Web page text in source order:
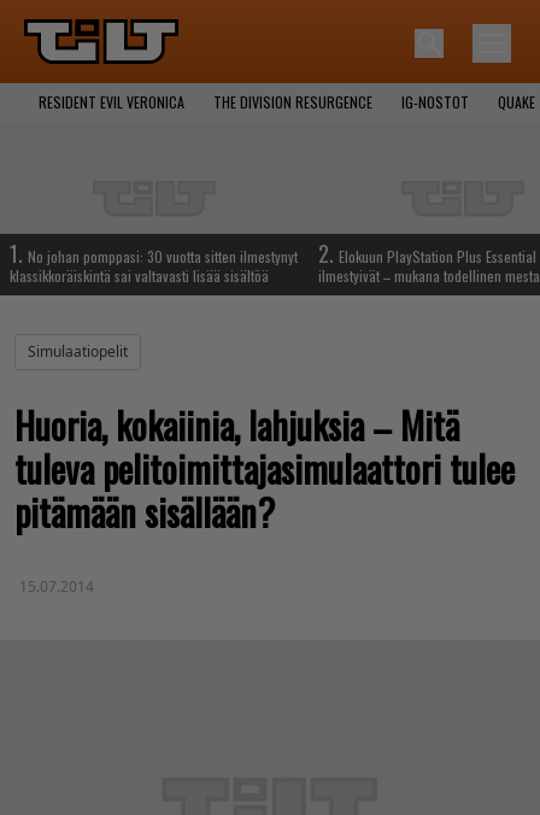
RESIDENT EVIL VERONICA THE DIVISION RESURGENCE IG-NOSTOT QUAKE
1. No johan pomppasi: 30 vuotta sitten ilmestynyt
klassikkoräiskintä sai valtavasti lisää sisältöä
2. Elokuun PlayStation Plus
ilmestyivät – mukana todellinen
Simulaatiopelit
Huoria, kokaiinia, lahjuksia – Mitä
tuleva pelitoimittajasimulaattori tulee
pitämään sisällään?
15.07.2014